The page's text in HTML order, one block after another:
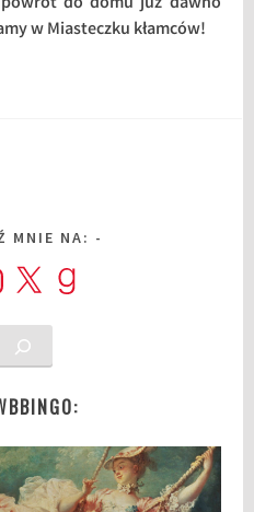
w Miasteczku kłamców!
MNIE NA:
X Goodreads